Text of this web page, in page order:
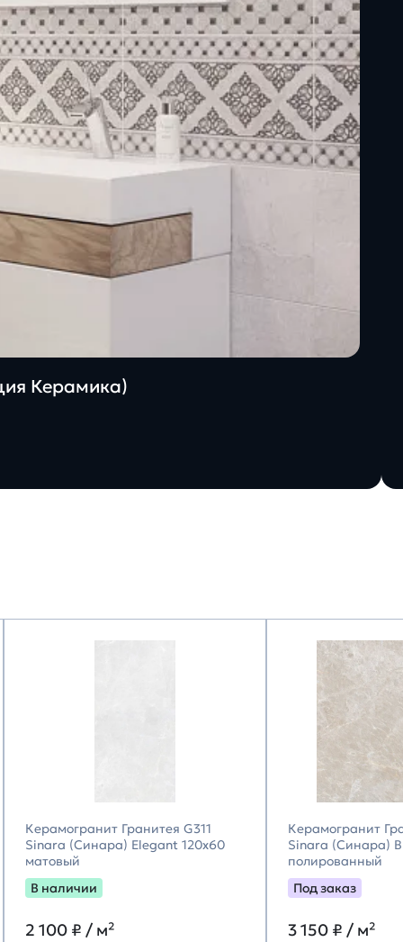
Керамика)
Керамогранит Гранитея G311
Sinara (Синара) Elegant 120х60
матовый
В наличии
2 100 ₽ / м²
Керамогранит
Sinara (Синара)
полированный
Под заказ
3 150 ₽ / м²